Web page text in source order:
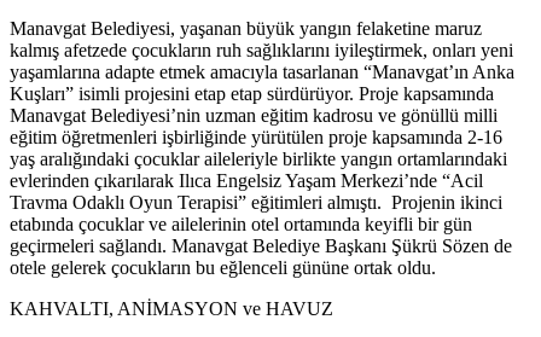
Manavgat Belediyesi, yaşanan büyük yangın felaketine maruz
kalmış afetzede çocukların ruh sağlıklarını iyileştirmek, onları yeni
yaşamlarına adapte etmek amacıyla tasarlanan “Manavgat’ın Anka
Kuşları” isimli projesini etap etap sürdürüyor. Proje kapsamında
Manavgat Belediyesi’nin uzman eğitim kadrosu ve gönüllü milli
eğitim öğretmenleri işbirliğinde yürütülen proje kapsamında 2-16
yaş aralığındaki çocuklar aileleriyle birlikte yangın ortamlarındaki
evlerinden çıkarılarak Ilıca Engelsiz Yaşam Merkezi’nde “Acil
Travma Odaklı Oyun Terapisi” eğitimleri almıştı. Projenin ikinci
etabında çocuklar ve ailelerinin otel ortamında keyifli bir gün
geçirmeleri sağlandı. Manavgat Belediye Başkanı Şükrü Sözen de
otele gelerek çocukların bu eğlenceli gününe ortak oldu.
KAHVALTI, ANİMASYON ve HAVUZ